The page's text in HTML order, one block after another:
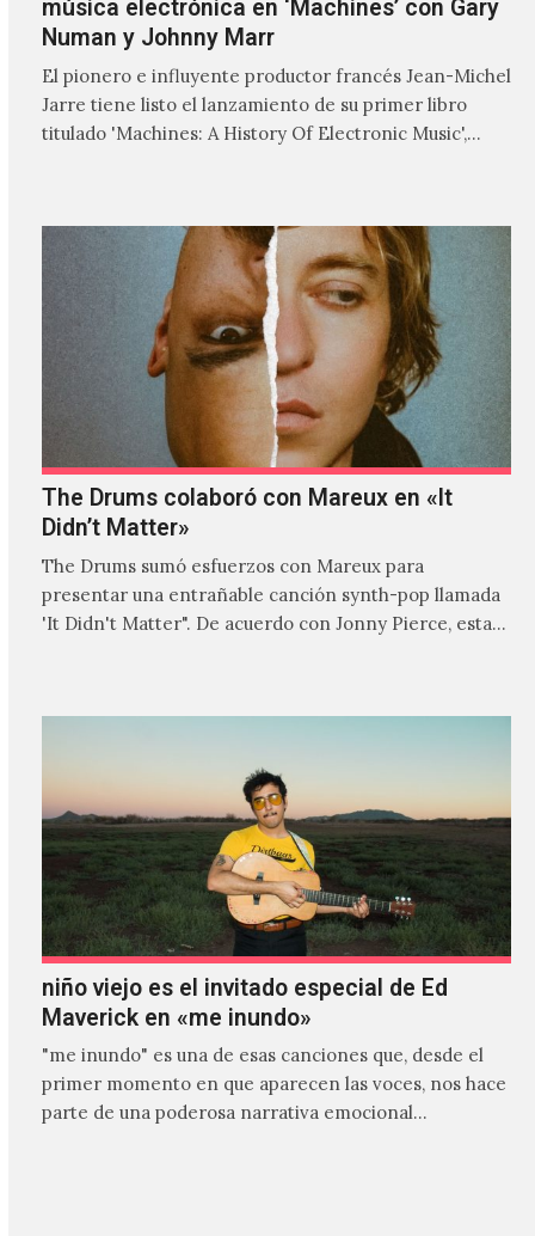
música electrónica en ‘Machines’ con Gary
Numan y Johnny Marr
El pionero e influyente productor francés Jean-Michel
Jarre tiene listo el lanzamiento de su primer libro
titulado 'Machines: A History Of Electronic Music',
The Drums colaboró con Mareux en «It
Didn’t Matter»
The Drums sumó esfuerzos con Mareux para
presentar una entrañable canción synth-pop llamada
'It Didn't Matter". De acuerdo con Jonny Pierce, esta
niño viejo es el invitado especial de Ed
Maverick en «me inundo»
"me inundo" es una de esas canciones que, desde el
primer momento en que aparecen las voces, nos hace
parte de una poderosa narrativa emocional…